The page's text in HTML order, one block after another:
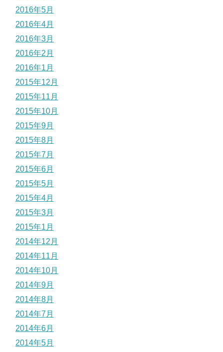
2016年5月
2016年4月
2016年3月
2016年2月
2016年1月
2015年12月
2015年11月
2015年10月
2015年9月
2015年8月
2015年7月
2015年6月
2015年5月
2015年4月
2015年3月
2015年1月
2014年12月
2014年11月
2014年10月
2014年9月
2014年8月
2014年7月
2014年6月
2014年5月